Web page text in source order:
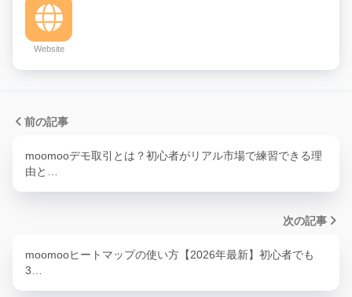
Website
前の記事
moomooデモ取引とは？初心者がリアル市場で練習できる理
由と…
次の記事
moomooヒートマップの使い方【2026年最新】初心者でも
3…